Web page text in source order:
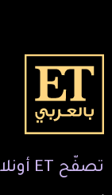
تصفّح ET